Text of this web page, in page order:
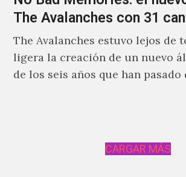
The Avalanches con 31
The Avalanches estuvo lejos de
ligera la creación de un nuevo
de los seis años que han pasado
CARGAR MÁS